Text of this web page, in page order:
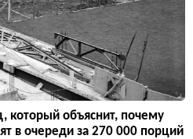
который объяснит, почему
в очереди за 270 000 порций